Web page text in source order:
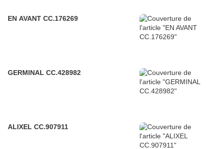
EN AVANT CC.176269
GERMINAL CC.428982
ALIXEL CC.907911